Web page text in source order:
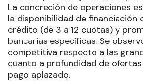
La concreción de operaciones
la disponibilidad de financiación
crédito (de 3 a 12 cuotas) y
bancarias específicas. Se
competitiva respecto a las
cuanto a profundidad de
pago aplazado.